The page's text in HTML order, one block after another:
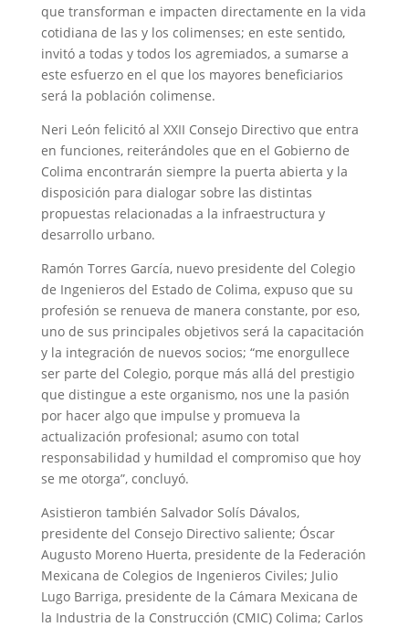
que transforman e impacten directamente en la vida
cotidiana de las y los colimenses; en este sentido,
invitó a todas y todos los agremiados, a sumarse a
este esfuerzo en el que los mayores beneficiarios
será la población colimense.
Neri León felicitó al XXII Consejo Directivo que entra
en funciones, reiterándoles que en el Gobierno de
Colima encontrarán siempre la puerta abierta y la
disposición para dialogar sobre las distintas
propuestas relacionadas a la infraestructura y
desarrollo urbano.
Ramón Torres García, nuevo presidente del Colegio
de Ingenieros del Estado de Colima, expuso que su
profesión se renueva de manera constante, por eso,
uno de sus principales objetivos será la capacitación
y la integración de nuevos socios; “me enorgullece
ser parte del Colegio, porque más allá del prestigio
que distingue a este organismo, nos une la pasión
por hacer algo que impulse y promueva la
actualización profesional; asumo con total
responsabilidad y humildad el compromiso que hoy
se me otorga”, concluyó.
Asistieron también Salvador Solís Dávalos,
presidente del Consejo Directivo saliente; Óscar
Augusto Moreno Huerta, presidente de la Federación
Mexicana de Colegios de Ingenieros Civiles; Julio
Lugo Barriga, presidente de la Cámara Mexicana de
la Industria de la Construcción (CMIC) Colima; Carlos